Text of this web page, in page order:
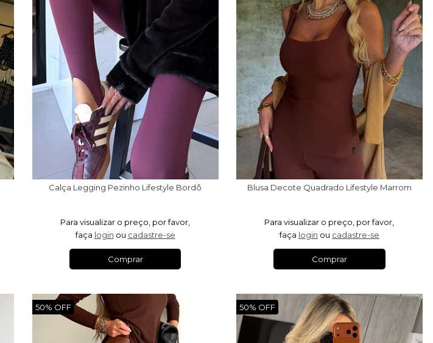
Calça Legging Pezinho Lifestyle Bordô
Para visualizar o preço, por favor,
faça login ou cadastre-se
Comprar
Blusa Decote Quadrado Lifestyle Marrom
Para visualizar o preço, por favor,
faça login ou cadastre-se
Comprar
50% OFF 50% OFF